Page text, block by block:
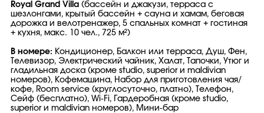
Royal Grand Villa (бассейн и джакузи, терраса с
шезлонгами, крытый бассейн + сауна и хамам, беговая
дорожка и велотренажер, 5 спальных комнат + гостиная
+ кухня, макс. 10 чел., 725 м²)
В номере: Кондиционер, Балкон или терраса, Душ, Фен,
Телевизор, Электрический чайник, Халат, Тапочки, Утюг и
гладильная доска (кроме studio, superior и maldivian
номеров), Кофемашина, Набор для приготовления чая/
кофе, Room service (круглосуточно, платно), Телефон,
Сейф (бесплатно), Wi-Fi, Гардеробная (кроме studio,
superior и maldivian номеров), Мини-бар